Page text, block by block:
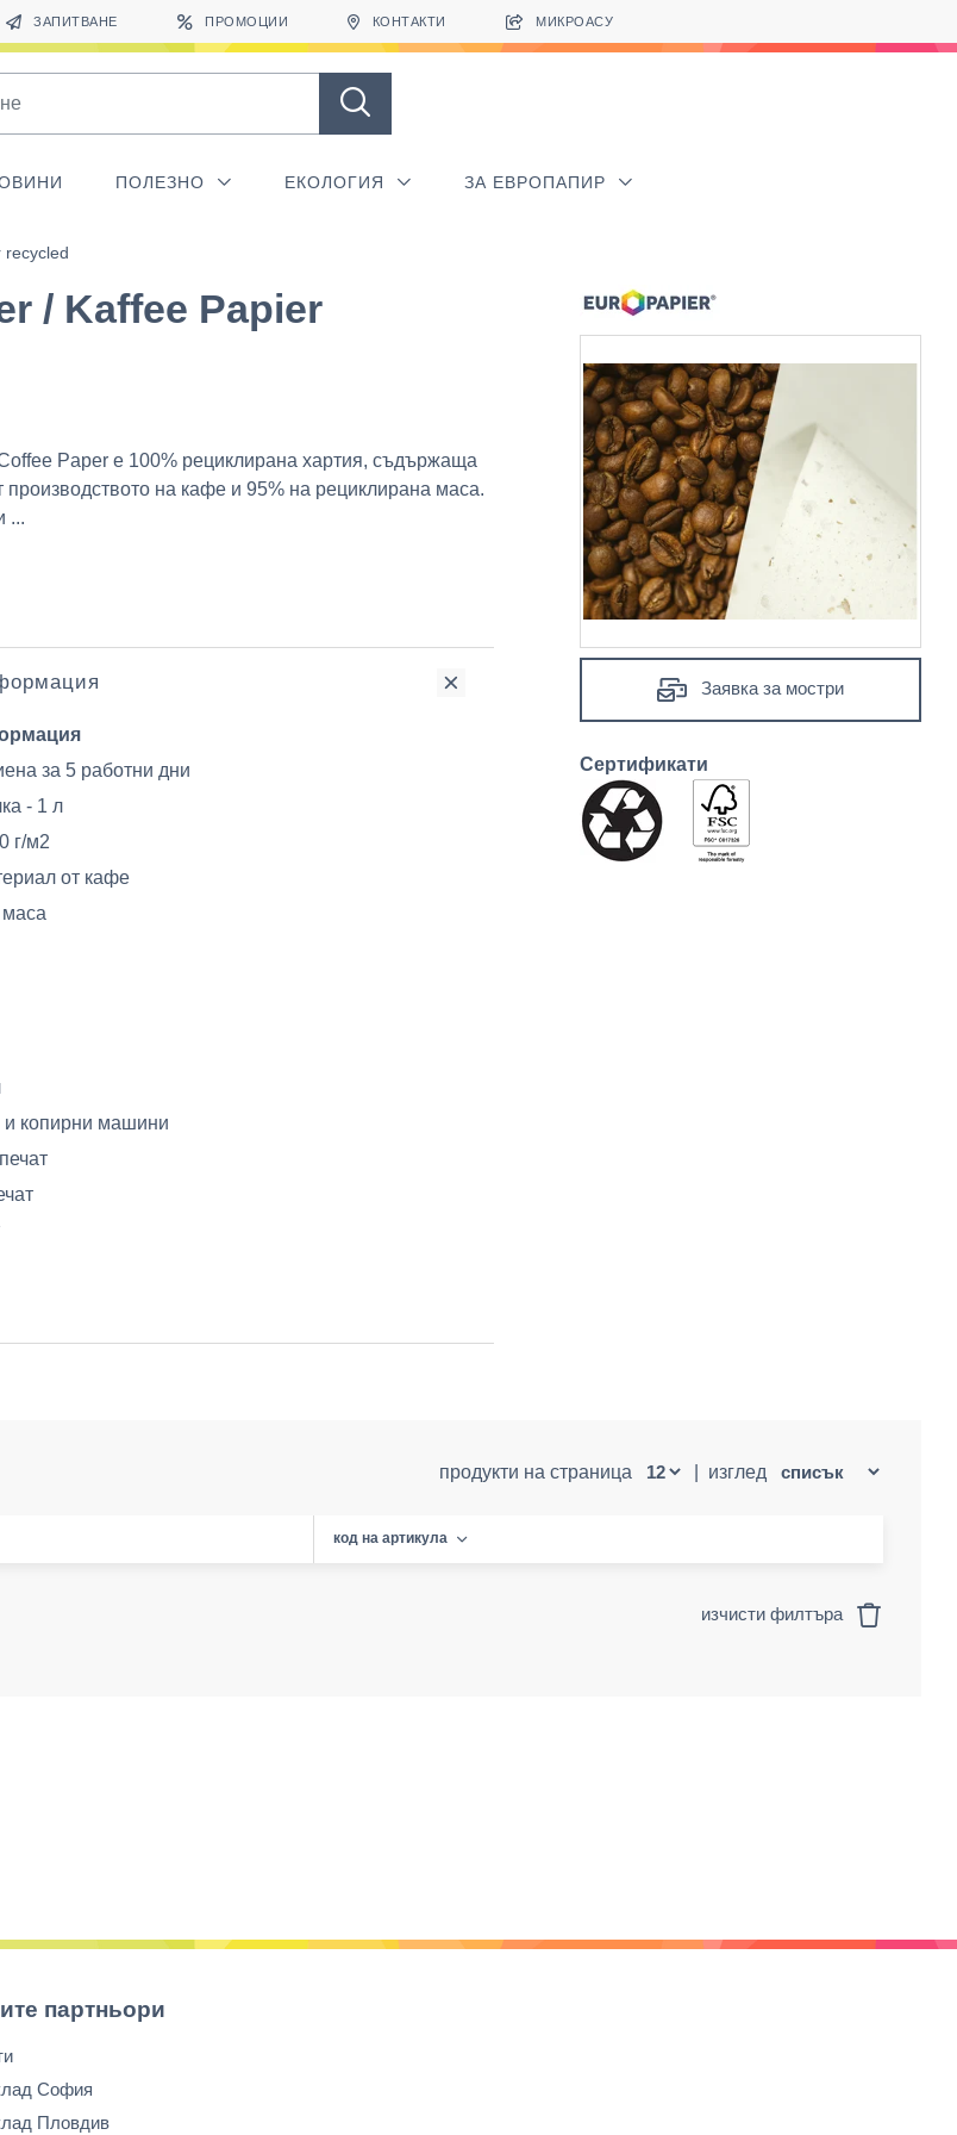
ЗАПИТВАНЕ ПРОМОЦИИ КОНТАКТИ МИКРОАСУ
ПОЛЕЗНО ЕКОЛОГИЯ ЗА ЕВРОПАПИР
recycled
/ Kaffee Papier
Paper е 100% рециклирана хартия, съдържаща
производството на кафе и 95% на рециклирана маса.
...
за 5 работни дни
- 1 л
г/м2
от кафе
и копирни машини
Заявка за мостри
Сертификати
продукти на страница изглед
код на артикула
изчисти филтъра
партньори
София
Пловдив